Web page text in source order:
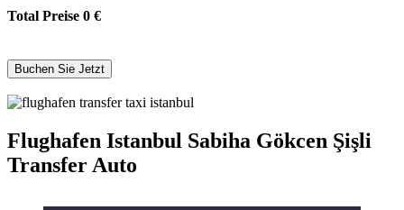
Total Preise 0 €
Flughafen Istanbul Sabiha Gökcen Şişli
Transfer Auto